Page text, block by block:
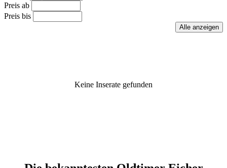
Preis ab
Preis bis
Keine Inserate gefunden